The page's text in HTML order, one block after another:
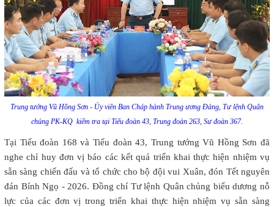
Trung tướng Vũ Hồng Sơn - Ủy viên Ban Cháp hành Trung ương Đảng, Tư lệnh Quân
chủng PK-KQ kiểm tra tại Tiểu đoàn 43, Trung đoàn 263, Sư đoàn 367.
Tại Tiểu đoàn 168 và Tiểu đoàn 43, Trung tướng Vũ Hồng Sơn đã
nghe chỉ huy đơn vị báo các kết quả triển khai thực hiện nhiệm vụ
sẵn sàng chiến đấu và tổ chức cho bộ đội vui Xuân, đón Tết nguyên
đán Bính Ngọ - 2026. Đồng chí Tư lệnh Quân chủng biểu dương nỗ
lực của các đơn vị trong triển khai thực hiện nhiệm vụ sẵn sàng